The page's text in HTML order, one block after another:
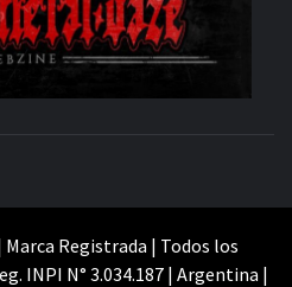
Registrada | Todos los
INPI N° 3.034.187 | Argentina |